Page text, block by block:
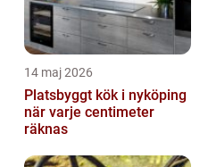
14 maj 2026
Platsbyggt kök i nyköping
när varje centimeter
räknas